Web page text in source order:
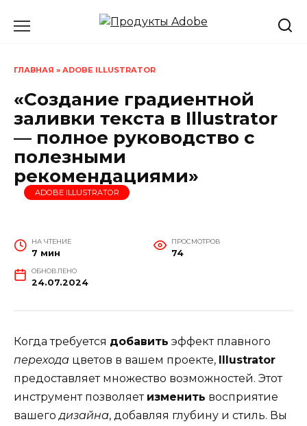
ГЛАВНАЯ » ADOBE ILLUSTRATOR
«Создание градиентной
заливки текста в Illustrator
— полное руководство с
полезными
рекомендациями»
ADOBE ILLUSTRATOR
НА ЧТЕНИЕ
7 мин
ПРОСМОТРОВ
74
ОБНОВЛЕНО
24.07.2024
Когда требуется добавить эффект плавного
перехода цветов в вашем проекте, Illustrator
предоставляет множество возможностей. Этот
инструмент позволяет изменить восприятие
вашего дизайна, добавляя глубину и стиль. Вы